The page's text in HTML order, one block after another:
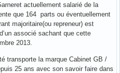
actuellement salarié de la
que 164 parts ou éventuellement
majoritaire(ou repreneur) est
associé sachant que cette
2013.
transporte la marque Cabinet GB /
25 ans avec son savoir faire dans